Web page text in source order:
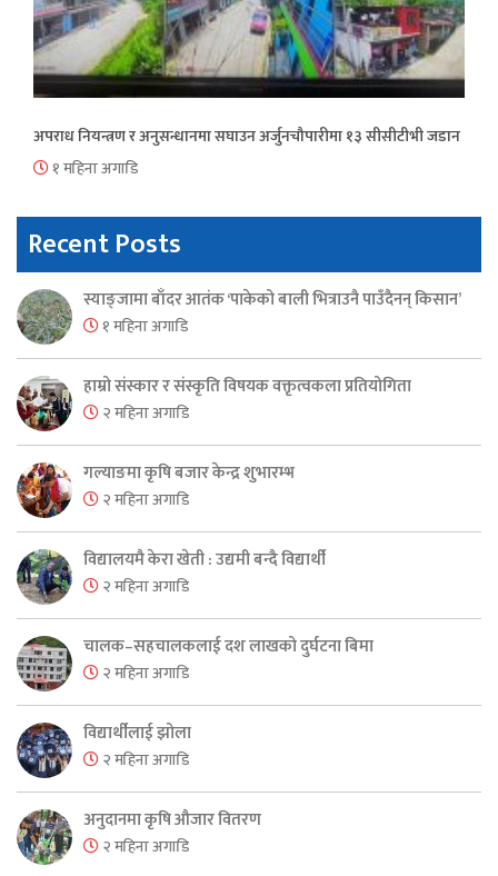
अपराध नियन्त्रण र अनुसन्धानमा सघाउन अर्जुनचौपारीमा १३ सीसीटीभी जडान
१ महिना अगाडि
Recent Posts
स्याङ्जामा बाँदर आतंक ‘पाकेको बाली भित्राउनै पाउँदैनन् किसान’
१ महिना अगाडि
हाम्रो संस्कार र संस्कृति विषयक वक्तृत्वकला प्रतियोगिता
२ महिना अगाडि
गल्याङमा कृषि बजार केन्द्र शुभारम्भ
२ महिना अगाडि
विद्यालयमै केरा खेती : उद्यमी बन्दै विद्यार्थी
२ महिना अगाडि
चालक–सहचालकलाई दश लाखको दुर्घटना बिमा
२ महिना अगाडि
विद्यार्थीलाई झोला
२ महिना अगाडि
अनुदानमा कृषि औजार वितरण
२ महिना अगाडि